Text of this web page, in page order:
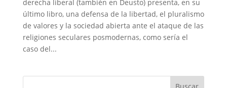
derecha liberal (también en Deusto) presenta, en su
último libro, una defensa de la libertad, el pluralismo
de valores y la sociedad abierta ante el ataque de las
religiones seculares posmodernas, como sería el
caso del...